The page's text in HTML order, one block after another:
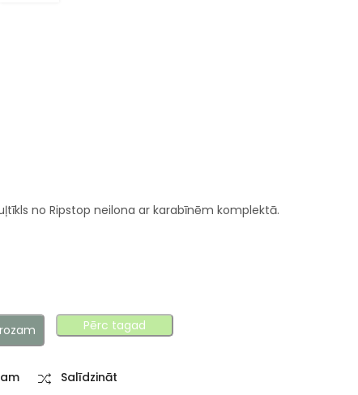
no Ripstop neilona ar karabīnēm komplektā.
Pērc tagad
Salīdzināt